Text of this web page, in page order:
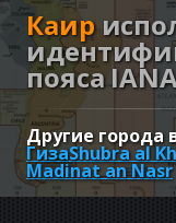
Каир
пояса
Другие города
ГизаShubra al
Madinat an Nasr